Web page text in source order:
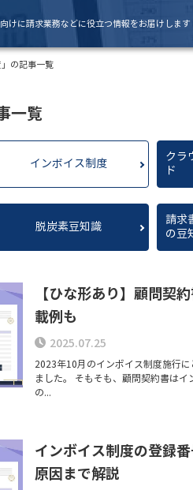
けに請求業務などに役立つ情報をお届けします
」の記事一覧
一覧
インボイス制度
クラ
ド
脱炭素豆知識
請求
の豆
【ひな形あり】顧問契
載例も
2025.07.25
2023年10月のインボイス制度施行
ました。 そもそも、顧問契約書は
の...
インボイス制度の登録
原因まで解説